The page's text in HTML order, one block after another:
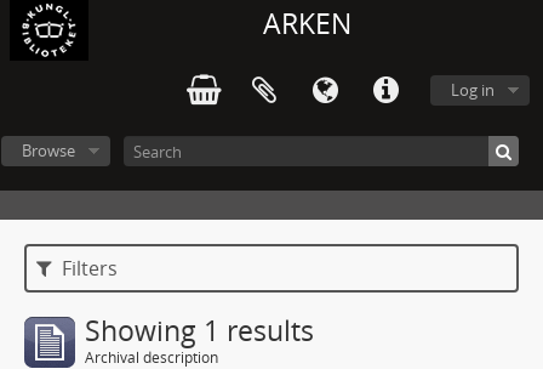
ARKEN
Log in
Browse
Filters
Showing 1 results
Archival description